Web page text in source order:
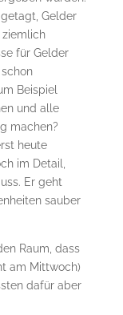
Gelder
ziemlich
für Gelder
Beispiel
und alle
machen?
heute
im Detail,
Er geht
sauber
Raum, dass
am Mittwoch)
dafür aber